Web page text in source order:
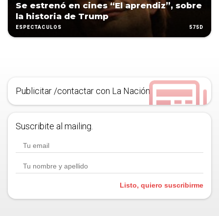
Se estrenó en cines “El aprendiz”, sobre
la historia de Trump
ESPECTÁCULOS 575D
Publicitar /contactar con La Nación
Suscribite al mailing.
Listo, quiero suscribirme